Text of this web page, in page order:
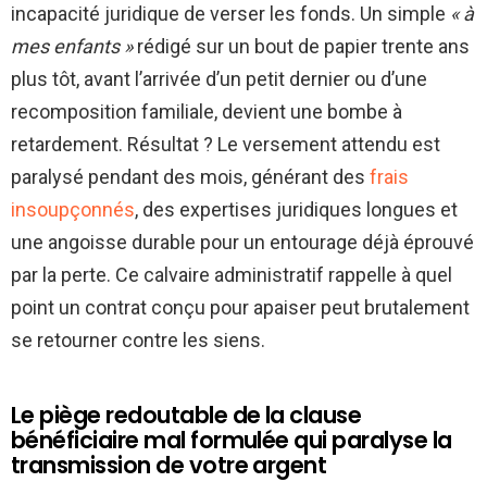
incapacité juridique de verser les fonds. Un simple « à
mes enfants »rédigé sur un bout de papier trente ans
plus tôt, avant l’arrivée d’un petit dernier ou d’une
recomposition familiale, devient une bombe à
retardement. Résultat ? Le versement attendu est
paralysé pendant des mois, générant des frais
insoupçonnés, des expertises juridiques longues et
une angoisse durable pour un entourage déjà éprouvé
par la perte. Ce calvaire administratif rappelle à quel
point un contrat conçu pour apaiser peut brutalement
se retourner contre les siens.
Le piège redoutable de la clause
bénéficiaire mal formulée qui paralyse la
transmission de votre argent